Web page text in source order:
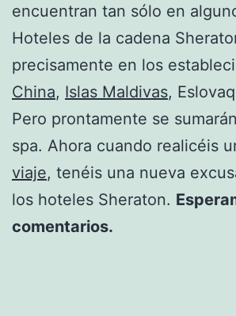
encuentran tan sólo en
Hoteles de la cadena
precisamente en los
China, Islas Maldivas,
Pero prontamente se
spa. Ahora cuando realicéis
viaje, tenéis una nueva
los hoteles Sheraton.
comentarios.